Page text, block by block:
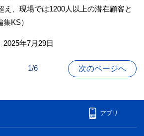
え、現場では1200人以上の潜在顧客と
KS）
2025年7月29日
1/6 次のページへ
アプリ